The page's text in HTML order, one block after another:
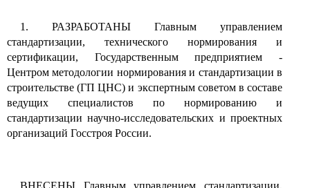
1. РАЗРАБОТАНЫ Главным управлением
стандартизации, технического нормирования и
сертификации, Государственным предприятием -
Центром методологии нормирования и стандартизации в
строительстве (ГП ЦНС) и экспертным советом в составе
ведущих специалистов по нормированию и
стандартизации научно-исследовательских и проектных
организаций Госстроя России.
ВНЕСЕНЫ Главным управлением стандартизации,